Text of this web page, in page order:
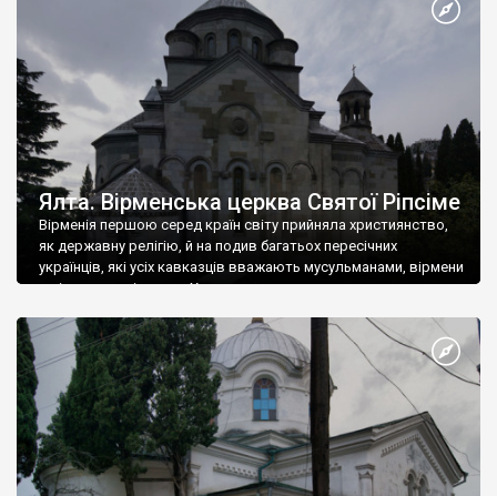
А потім було Хрещення Русі. На честь Херсонесу Таврійського
Ялта. Вірменська церква Святої Ріпсіме
Вірменія першою серед країн світу прийняла християнство,
як державну релігію, й на подив багатьох пересічних
українців, які усіх кавказців вважають мусульманами, вірмени
є відданими вірянами Христа